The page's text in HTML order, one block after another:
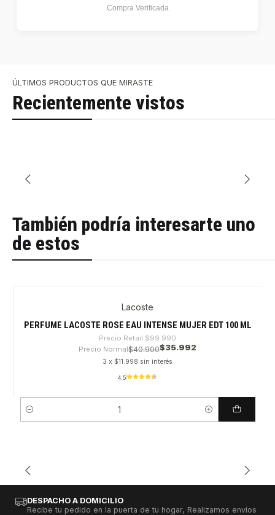
Compra Verificada
ÚLTIMOS PRODUCTOS QUE MIRASTE
Recientemente vistos
También podría interesarte uno
de estos
Lacoste
PERFUME LACOSTE ROSE EAU INTENSE MUJER EDT 100 ML
Precio Retail $99.990
Precio Normal$40.900$35.992
3 x $11.998 sin interés
4.5
Cantidad
DESPACHO A DOMICILIO
Recibe tu pedido en la puerta de tu hogar, Realizamos envíos